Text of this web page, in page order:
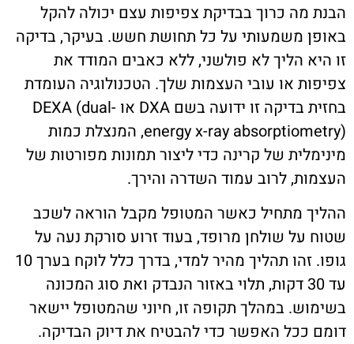
הבנת מה כרוך בבדיקת צפיפות עצם יכולה להקל
באופן משמעותי על כל תחושת חשש. בעיקר, בדיקה
זו היא הליך לא פולשני, ללא כאבים המודד את
צפיפות או עובי העצמות שלך. הטכנולוגיה העומדת
בחזית בדיקה זו ידועה בשם DXA או DEXA (dual-
energy x-ray absorptiometry), המנצלת כמות
מינימלית של קרינה כדי ליצור תמונות מפורטות של
העצמות, לרוב עמוד השדרה והירך.
ההליך מתחיל כאשר המטופל מקבל הוראה לשכב
שטוח על שולחן מרופד, בעוד זרוע סורקת נעה על
גופו. זהו תהליך מהיר למדי, בדרך כלל לוקח בערך 10
עד 30 דקות, תלוי באזור הנבדק ואת סוג המכונה
בשימוש. במהלך תקופה זו, חיוני שהמטופל יישאר
דומם ככל האפשר כדי להבטיח את דיוק הבדיקה.